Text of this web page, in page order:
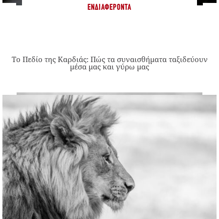
ΕΝΔΙΑΦΈΡΟΝΤΑ
Το Πεδίο της Καρδιάς: Πώς τα συναισθήματα ταξιδεύουν
μέσα μας και γύρω μας